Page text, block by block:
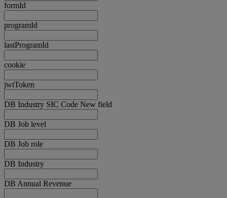
formId
programId
lastProgramId
cookie
jwtToken
DB Industry SIC Code New field
DB Job level
DB Job role
DB Industry
DB Annual Revenue